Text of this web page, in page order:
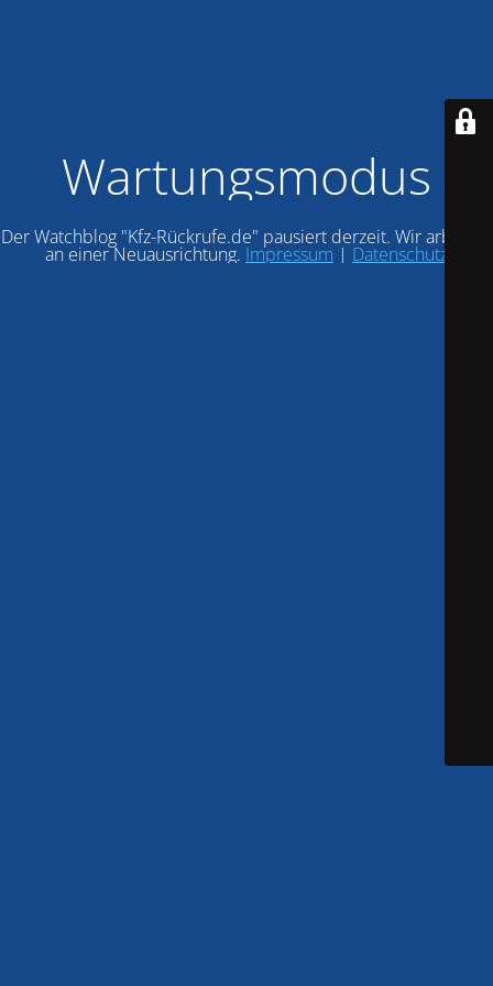
Wartungsmodus
Der Watchblog "Kfz-Rückrufe.de" pausiert derzeit. Wir arbeiten
an einer Neuausrichtung. Impressum | Datenschutz